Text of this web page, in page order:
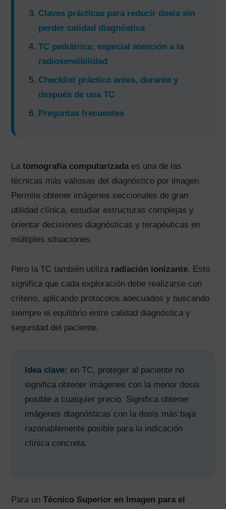
Claves prácticas para reducir dosis sin
perder calidad diagnóstica
TC pediátrica: especial atención a la
radiosensibilidad
Checklist práctico antes, durante y
después de una TC
Preguntas frecuentes
Latomografía computarizadaes una de las
técnicas más valiosas del diagnóstico por imagen.
Permite obtener imágenes seccionales de gran
utilidad clínica, estudiar estructuras complejas y
orientar decisiones diagnósticas y terapéuticas en
múltiples situaciones.
Pero la TC también utiliza radiación ionizante. Esto
significa que cada exploración debe realizarse con
criterio, aplicando protocolos adecuados y buscando
siempre el equilibrio entre calidad diagnóstica y
seguridad del paciente.
Idea clave: en TC, proteger al paciente no
significa obtener imágenes con la menor dosis
posible a cualquier precio. Significa obtener
imágenes diagnósticas con la dosis más baja
razonablemente posible para la indicación
clínica concreta.
Para unTécnico Superior en Imagen para el